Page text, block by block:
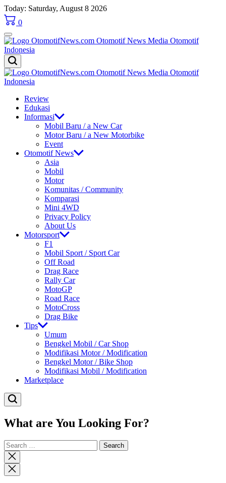
Skip
to
content
Today: Saturday, August 8 2026
0
OtomotifNews.com
OtomotifNews.com
Review
Edukasi
Informasi
Mobil Baru / a New Car
Motor Baru / a New Motorbike
Event
Otomotif News
Asia
Mobil
Motor
Komunitas / Community
Komparasi
Mini 4WD
Privacy Policy
About Us
Motorsport
F1
Mobil Sport / Sport Car
Off Road
Drag Race
Rally Car
MotoGP
Road Race
MotoCross
Drag Bike
Tips
Umum
Bengkel Mobil / Car Shop
Modifikasi Motor / Modification
Bengkel Motor / Bike Shop
Modifikasi Mobil / Modification
Marketplace
What are You Looking For?
Search
for:
Close
search